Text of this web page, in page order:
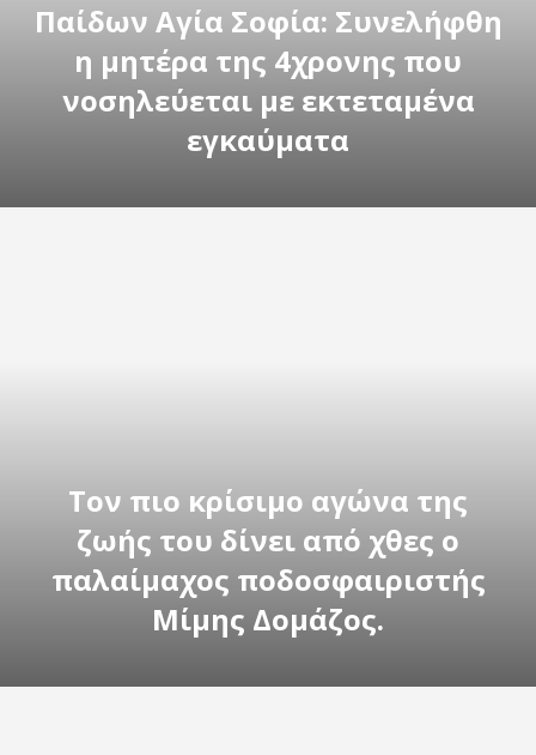
Παίδων Αγία Σοφία: Συνελήφθη
η μητέρα της 4χρονης που
νοσηλεύεται με εκτεταμένα
εγκαύματα
Τον πιο κρίσιμο αγώνα της
ζωής του δίνει από χθες ο
παλαίμαχος ποδοσφαιριστής
Μίμης Δομάζος.